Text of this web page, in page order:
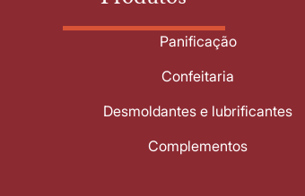
Panificação
Confeitaria
Desmoldantes e lubrificantes
Complementos